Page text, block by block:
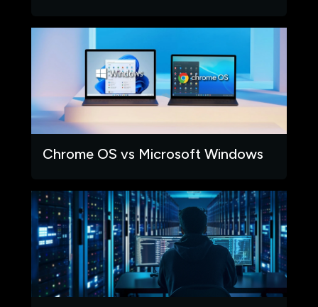
Chrome OS vs Microsoft Windows